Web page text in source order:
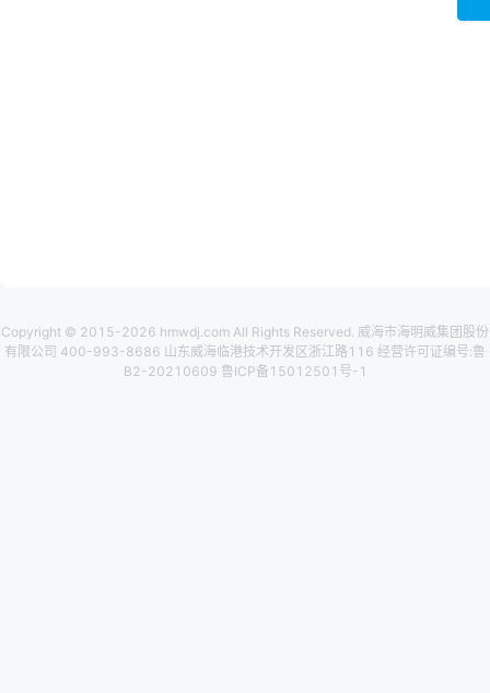
Copyright © 2015-2026 hmwdj.com All Rights Reserved. 威海市海明威集团股份
有限公司 400-993-8686 山东威海临港技术开发区浙江路116 经营许可证编号:鲁
B2-20210609 鲁ICP备15012501号-1